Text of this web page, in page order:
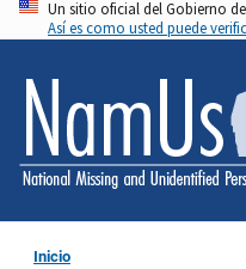
Pasar
al
contenido
principal
Un sitio oficial del Gobierno
Así es como usted puede
Inicio